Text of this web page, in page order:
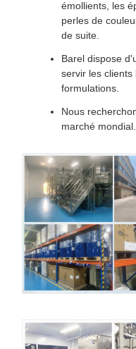
émollients, les
perles de
de suite.
Barel dispose
servir les
formulations.
Nous
marché mondial.